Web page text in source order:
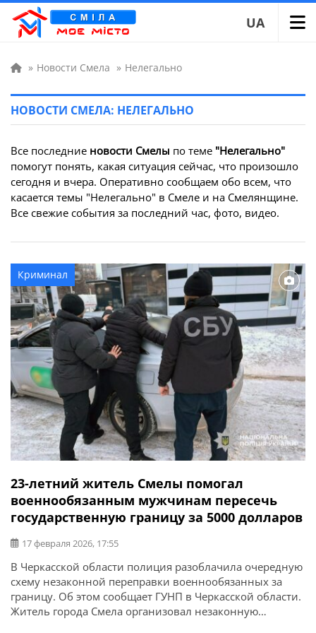
UA
» Новости Смела » Нелегально
НОВОСТИ СМЕЛА: НЕЛЕГАЛЬНО
Все последние новости Смелы по теме "Нелегально"
помогут понять, какая ситуация сейчас, что произошло
сегодня и вчера. Оперативно сообщаем обо всем, что
касается темы "Нелегально" в Смеле и на Смелянщине.
Все свежие события за последний час, фото, видео.
Криминал
23-летний житель Смелы помогал
военнообязанным мужчинам пересечь
государственную границу за 5000 долларов
17 февраля 2026, 17:55
В Черкасской области полиция разоблачила очередную
схему незаконной переправки военнообязанных за
границу. Об этом сообщает ГУНП в Черкасской области.
Житель города Смела организовал незаконную